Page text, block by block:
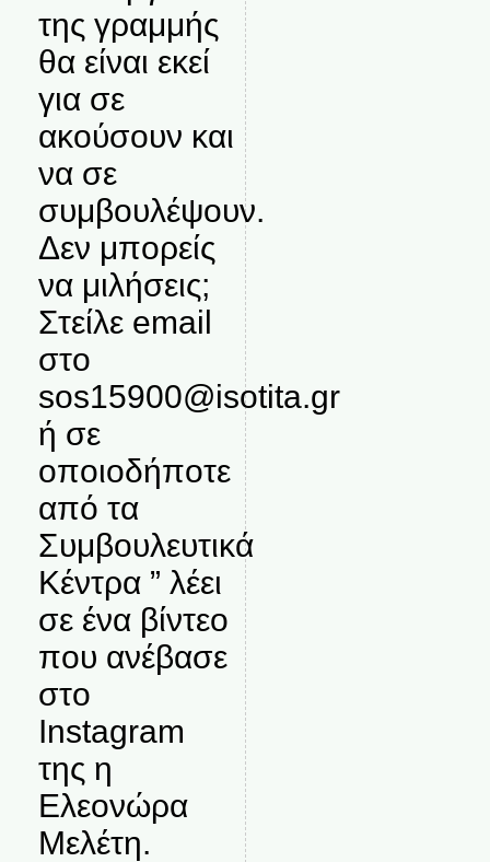
της γραμμής
θα είναι εκεί
για σε
ακούσουν και
να σε
συμβουλέψουν.
Δεν μπορείς
να μιλήσεις;
Στείλε email
στο
sos15900@isotita.gr
ή σε
οποιοδήποτε
από τα
Συμβουλευτικά
Κέντρα ” λέει
σε ένα βίντεο
που ανέβασε
στο
Instagram
της η
Ελεονώρα
Μελέτη.